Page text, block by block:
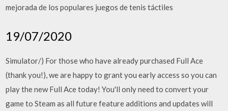
mejorada de los populares juegos de tenis táctiles
19/07/2020
Simulator/) For those who have already purchased Full Ace
(thank you!), we are happy to grant you early access so you can
play the new Full Ace today! You'll only need to convert your
game to Steam as all future feature additions and updates will